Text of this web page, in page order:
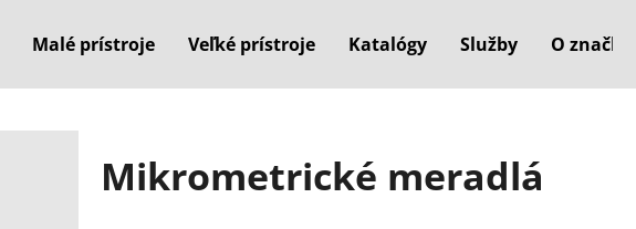
Malé prístroje Veľké prístroje Katalógy Služby O značke
Mikrometrické meradlá